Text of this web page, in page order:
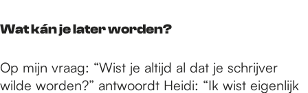
Wat kán je later worden?
Op mijn vraag: “Wist je altijd al dat je schrijver
wilde worden?” antwoordt Heidi: “Ik wist eigenlijk